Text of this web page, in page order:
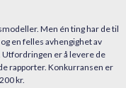
Men én ting har de til
en felles avhengighet av
Utfordringen er å levere de
rapporter. Konkurransen er
kr.